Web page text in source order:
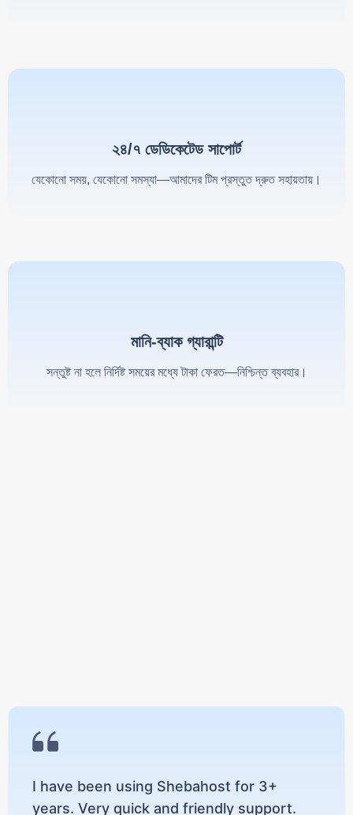
২৪/৭ ডেডিকেটেড সাপোর্ট
যেকোনো সময়, যেকোনো সমস্যা—আমাদের টিম প্রস্তুত দ্রুত সহায়তায়।
মানি-ব্যাক গ্যারান্টি
সন্তুষ্ট না হলে নির্দিষ্ট সময়ের মধ্যে টাকা ফেরত—নিশ্চিন্ত ব্যবহার।
I have been using Shebahost for 3+
years. Very quick and friendly support.